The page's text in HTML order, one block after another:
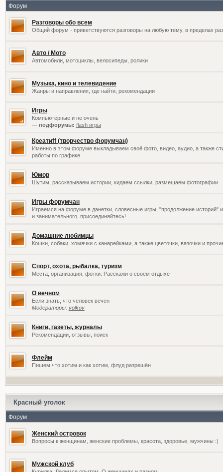
Форум
Разговоры обо всем
Общий форум - приветствуются разговоры на любую тему, в пределах
Авто / Мото
Автомобили, мотоциклы, велосипеды, ролики
Музыка, кино и телевидение
Жанры и направления, где найти, рекомендации
Игры
Компьютерные и не очень
— подфорумы: flash игры
Креатиff (творчество форумчан)
Именно в этом форуме выкладываем своё фото, видео, аудио, а также
работы по графике
Юмор
Шутим, рассказываем истории, кидаем ссылки, размещаем фотографии
Игры форумчан
Играемся на форуме в данетки, словесные игры, "продолжение историй"
и занимательного, присоединяйтесь!
Домашние любимцы
Кошки, собаки, хомячки с канарейками, а также цветочки, вазочки и
Спорт, охота, рыбалка, туризм
Места, организация, фотки. Расскажи о своем отдыхе
О вечном
Если знать, что человек вечен
Модераторы: volkov
Книги, газеты, журналы
Рекомендации, отзывы, поиск
Флейм
Пишем что хотим и как хотим, флуд разрешён
Красный уголок
Форум
Женский островок
Вопросы к женщинам, женские проблемы, красота, здоровье, мужчины :)
Мужской клуб